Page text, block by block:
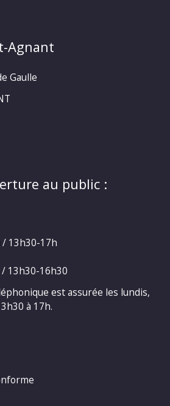
Agnant
Gaulle
au public :
13h30-17h
13h30-16h30
est assurée les lundis,
à 17h.